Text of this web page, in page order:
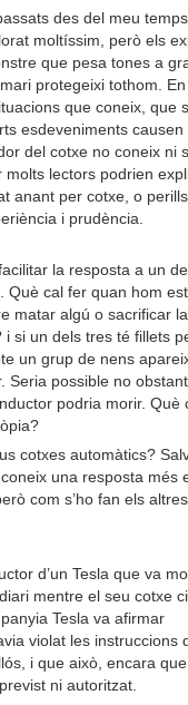
des del meu
moltíssim, però els
que pesa tones a
protegeixi tothom.
que coneix, que
esdeveniments causen
del cotxe no coneix ni
lectors podrien
anant per cotxe, o
i prudència.
la resposta a un
Què cal fer quan hom
matar algú o sacrificar
si un dels tres té fillets
un grup de nens
Seria possible no
podria morir. Què
cotxes automàtics?
una resposta més
com s’ho fan els
d’un Tesla que va
mentre el seu cotxe
Tesla va afirmar
violat les instruccions
i que això, encara que
ni autoritzat.